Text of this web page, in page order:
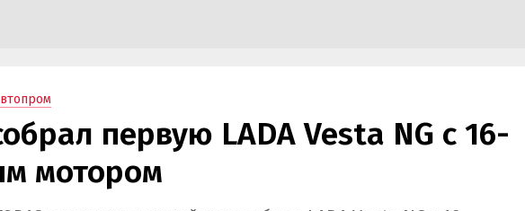
первую LADA Vesta NG с 16-
мотором